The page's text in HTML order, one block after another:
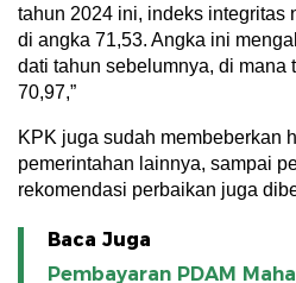
tahun 2024 ini, indeks integritas
di angka 71,53. Angka ini
dati tahun sebelumnya, di mana
70,97,”
KPK juga sudah membeberkan
pemerintahan lainnya, sampai
rekomendasi perbaikan juga
Baca Juga
Pembayaran PDAM